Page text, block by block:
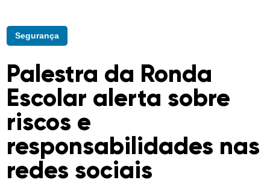
Segurança
Palestra da Ronda
Escolar alerta sobre
riscos e
responsabilidades nas
redes sociais